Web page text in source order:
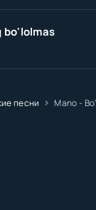
bo'lolmas
песни Mano -